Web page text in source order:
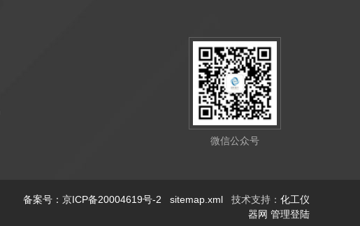
微信公众号
备案号：京ICP备20004619号-2 sitemap.xml 技术支持： 化工仪
器网 管理登陆